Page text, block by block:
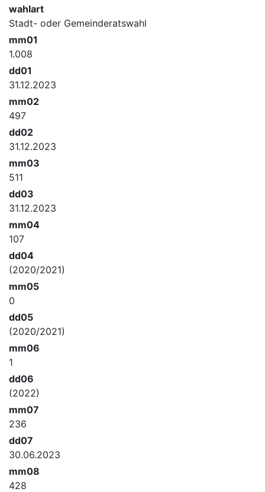
wahlart
Stadt- oder Gemeinderatswahl
mm01
1.008
dd01
31.12.2023
mm02
497
dd02
31.12.2023
mm03
511
dd03
31.12.2023
mm04
107
dd04
(2020/2021)
mm05
0
dd05
(2020/2021)
mm06
1
dd06
(2022)
mm07
236
dd07
30.06.2023
mm08
428